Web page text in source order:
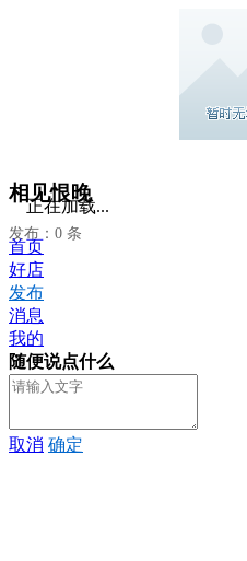
相见恨晚
发布：0 条
正在加载...
首页
好店
发布
消息
我的
随便说点什么
取消 确定